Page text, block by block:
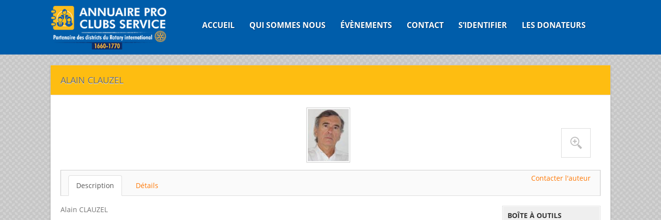
ACCUEIL QUI SOMMES NOUS ÉVÈNEMENTS CONTACT S’IDENTIFIER LES DONATEURS
ALAIN CLAUZEL
Contacter l'auteur
Description Détails
BOÎTE À OUTILS
Alain CLAUZEL